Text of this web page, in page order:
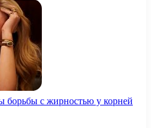
борьбы с жирностью у корней